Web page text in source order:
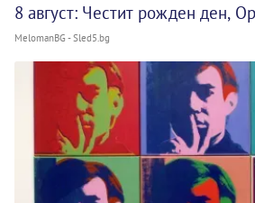
8 август: Честит рожден ден,
MelomanBG - Sled5.bg